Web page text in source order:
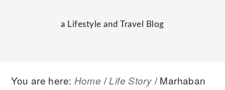
a Lifestyle and Travel Blog
You are here: Home / Life Story /Marhaban